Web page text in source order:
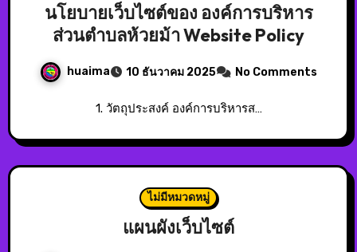
นโยบายเว็บไซต์ของ องค์การบริหาร
ส่วนตำบลห้วยม้า Website Policy
huaima 10 ธันวาคม 2025 No Comments
1. วัตถุประสงค์ องค์การบริหารส…
ไม่มีหมวดหมู่
แผนผังเว็บไซต์